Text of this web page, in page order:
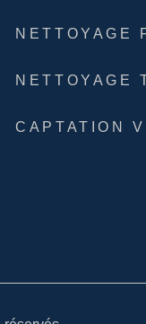
NETTOYAGE
NETTOYAGE
CAPTATION